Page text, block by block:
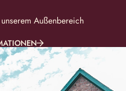
Außenbereich